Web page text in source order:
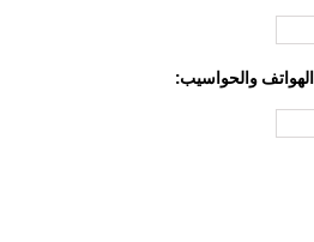
والحواسيب: